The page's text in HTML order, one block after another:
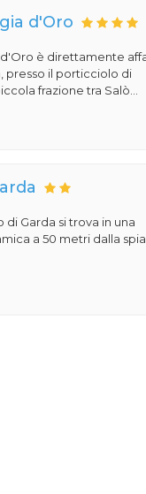
d'Oro
è direttamente
presso il porticciolo di
frazione tra Salò...
di Garda si trova in una
a 50 metri dalla